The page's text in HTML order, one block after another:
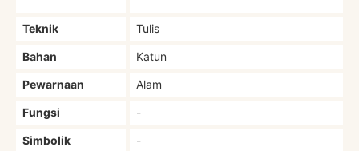
Teknik Tulis
Bahan Katun
Pewarnaan Alam
Fungsi -
Simbolik -